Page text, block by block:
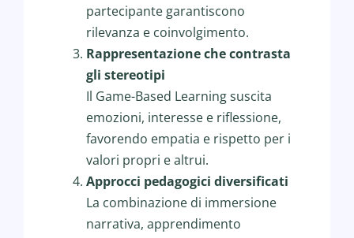
partecipante garantiscono
rilevanza e coinvolgimento.
Rappresentazione che contrasta
gli stereotipi
Il Game-Based Learning suscita
emozioni, interesse e riflessione,
favorendo empatia e rispetto per i
valori propri e altrui.
Approcci pedagogici diversificati
La combinazione di immersione
narrativa, apprendimento